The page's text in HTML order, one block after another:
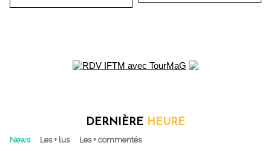
DERNIÈRE HEURE
News Les + lus Les + commentés